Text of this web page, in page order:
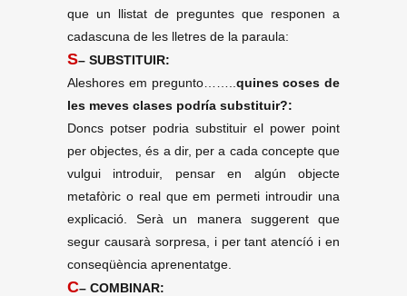
que un llistat de preguntes que responen a
cadascuna de les lletres de la paraula:
S– SUBSTITUIR:
Aleshores em pregunto…….. quines coses de
les meves clases podría substituir?:
Doncs potser podria substituir el power point
per objectes, és a dir, per a cada concepte que
vulgui introduir, pensar en algún objecte
metafòric o real que em permeti introudir una
explicació. Serà un manera suggerent que
segur causarà sorpresa, i per tant atencíó i en
conseqüència aprenentatge.
C– COMBINAR: